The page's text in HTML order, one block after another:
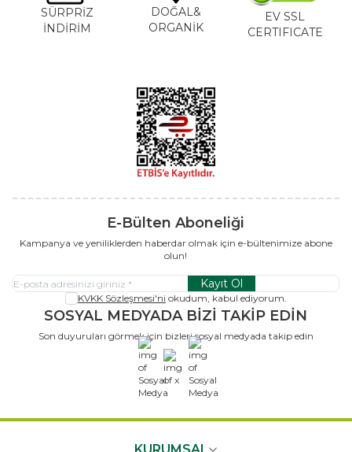
SÜRPRİZ
İNDİRİM
DOĞAL&
ORGANİK
EV SSL
CERTIFICATE
E-Bülten Aboneliği
Kampanya ve yeniliklerden haberdar olmak için e-bültenimize abone
olun!
Kayıt Ol
KVKK Sözleşmesi'ni okudum, kabul ediyorum.
SOSYAL MEDYADA BİZİ TAKİP EDİN
Son duyuruları görmek için bizleri sosyal medyada takip edin
x